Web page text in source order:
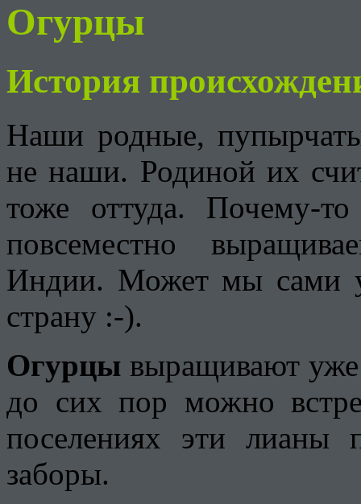
Огурцы
История
Наши родные,
не наши. Родиной их
тоже оттуда. Почему-
повсеместно
Индии. Может мы сами
страну :-).
Огурцы выращивают
до сих пор можно
поселениях эти лианы
заборы.